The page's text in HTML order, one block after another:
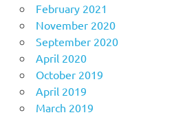
February 2021
November 2020
September 2020
April 2020
October 2019
April 2019
March 2019